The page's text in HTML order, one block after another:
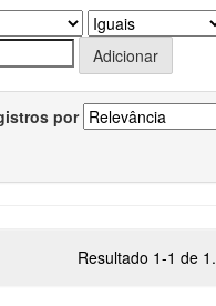
por
Resultado 1-1 de 1.